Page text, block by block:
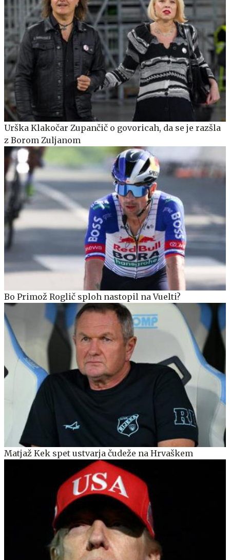
Urška Klakočar Zupančič o govoricah, da se je razšla
z Borom Zuljanom
Bo Primož Roglič sploh nastopil na Vuelti?
Matjaž Kek spet ustvarja čudeže na Hrvaškem